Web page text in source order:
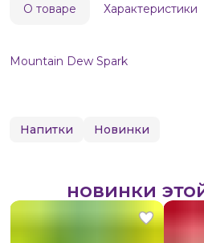
О товаре Характеристики
Mountain Dew Spark
Напитки Новинки
новинки